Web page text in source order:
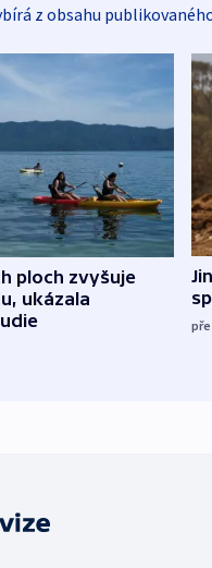
z obsahu
ploch zvyšuje
ukázala